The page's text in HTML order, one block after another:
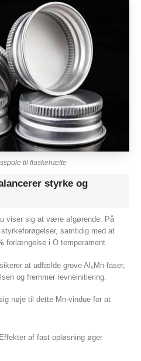
til flaskehætte
styrke og
viser sig at være afgørende. På
samtidig med at
forlængelse i O temperament.
at udfælde grove Al₆Mn-faser,
og fremmer revneinitiering.
nøje til dette Mn-vindue for at
Effekter af fast opløsning øger